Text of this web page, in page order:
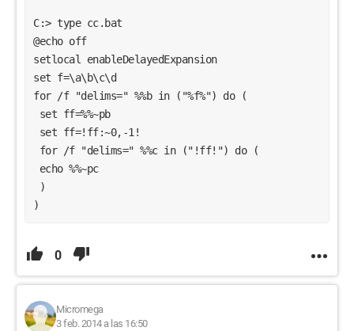
C:> type cc.bat
@echo off
setlocal enableDelayedExpansion
set f=\a\b\c\d
for /f "delims=" %%b in ("%f%") do (
set ff=%%~pb
set ff=!ff:~0,-1!
for /f "delims=" %%c in ("!ff!") do (
echo %%~pc
)
)
0
Micromega
3 feb. 2014 a las 16:50